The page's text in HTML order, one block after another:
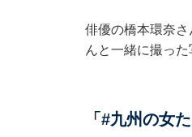
俳優の橋本環奈
んと一緒に撮った
「#九州の女た